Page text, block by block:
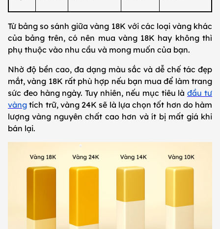
Từ bảng so sánh giữa vàng 18K với các loại vàng khác
của bảng trên, có nên mua vàng 18K hay không thì
phụ thuộc vào nhu cầu và mong muốn của bạn.
Nhờ độ bền cao, đa dạng màu sắc và dễ chế tác đẹp
mắt, vàng 18K rất phù hợp nếu bạn mua để làm trang
sức đeo hàng ngày. Tuy nhiên, nếu mục tiêu làđầu tư
vàng tích trữ, vàng 24K sẽ là lựa chọn tốt hơn do hàm
lượng vàng nguyên chất cao hơn và ít bị mất giá khi
bán lại.